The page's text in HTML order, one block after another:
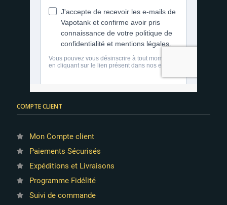
COMPTE CLIENT
Mon Compte client
Paiements Sécurisés
Expéditions et Livraisons
Programme Fidélité
Suivi de commande